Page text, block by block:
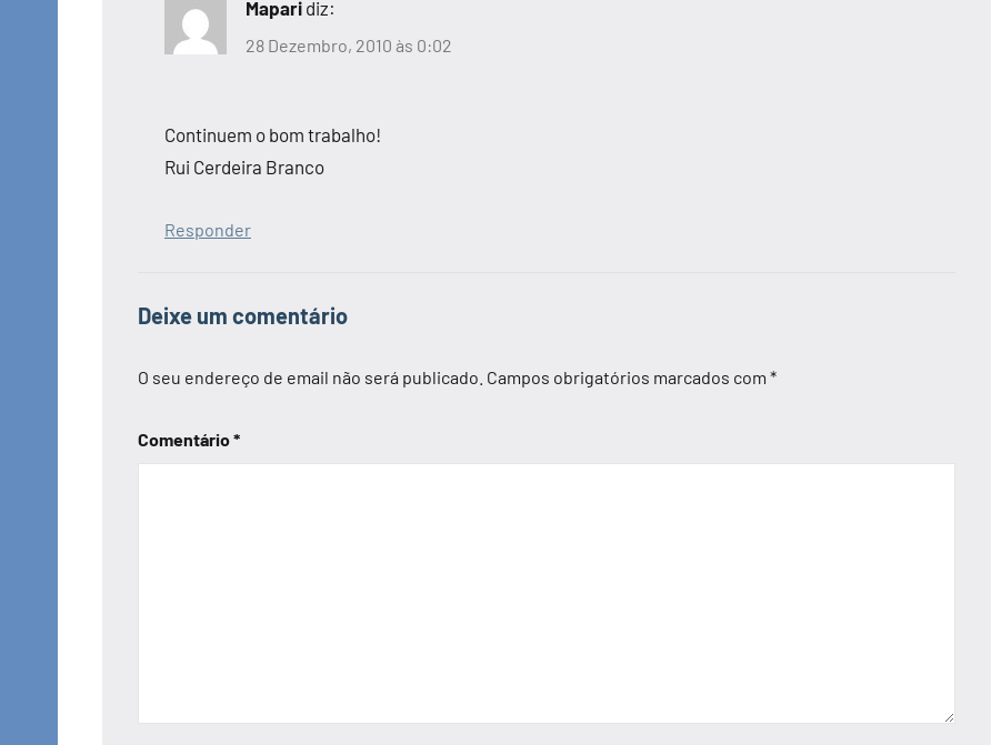
Mapari diz:
28 Dezembro, 2010 às 0:02
Continuem o bom trabalho!
Rui Cerdeira Branco
Responder
Deixe um comentário
O seu endereço de email não será publicado. Campos obrigatórios marcados com *
Comentário*